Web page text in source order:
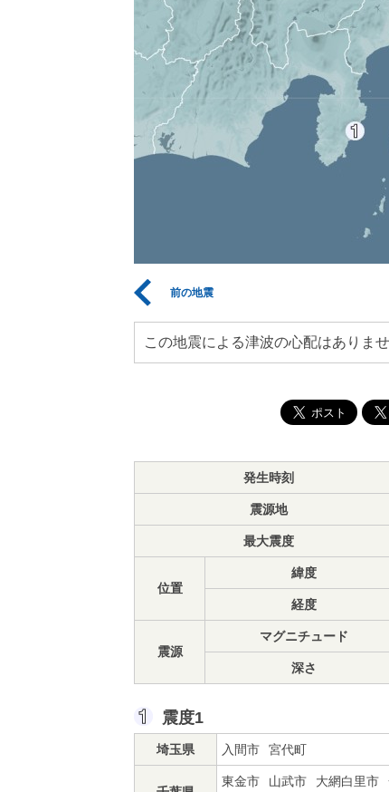
前の地震
この地震による津波の心配はありませ
発生時刻
震源地
最大震度
位置
緯度
経度
震源
マグニチュード
深さ
震度1
埼玉県 入間市 宮代町
東金市 山武市 大網白里市